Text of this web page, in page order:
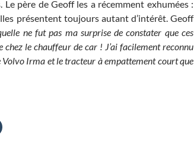
Le père de Geoff les a récemment exhumées :
présentent toujours autant d’intérêt. Geoff
ne fut pas ma surprise de constater que ces
chez le chauffeur de car ! J’ai facilement reconnu
Volvo Irma et le tracteur à empattement court que